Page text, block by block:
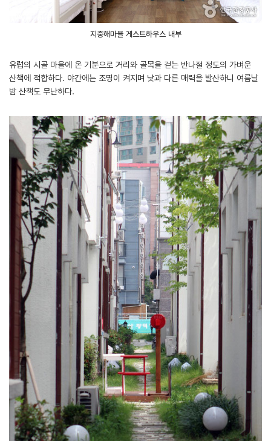
지중해마을 게스트하우스 내부
유럽의 시골 마을에 온 기분으로 거리와 골목을 걷는 반나절 정도의 가벼운
산책에 적합하다. 야간에는 조명이 켜지며 낮과 다른 매력을 발산하니 여름날
밤 산책도 무난하다.